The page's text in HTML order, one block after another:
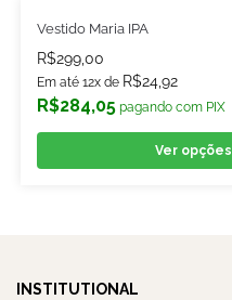
Vestido Maria IPA
R$299,00
Em até 12x de R$24,92
R$284,05 pagando com PIX
Ver opções
INSTITUTIONAL